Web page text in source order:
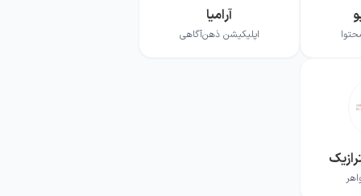
آرامیا
اپلیکیشن ذهن‌آگاهی